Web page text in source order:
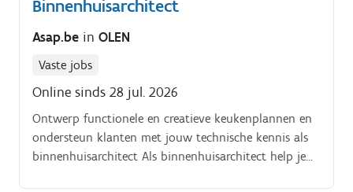
Binnenhuisarchitect
Asap.be in OLEN
Vaste jobs
Online sinds 28 jul. 2026
Ontwerp functionele en creatieve keukenplannen en
ondersteun klanten met jouw technische kennis als
binnenhuisarchitect Als binnenhuisarchitect help je